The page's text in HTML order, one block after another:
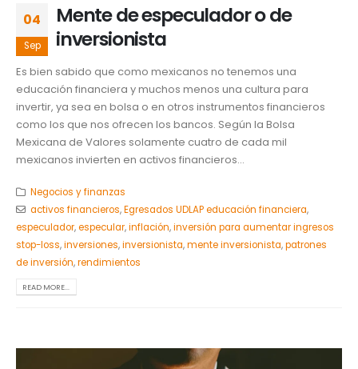
04
Sep
Mente de especulador o de
inversionista
Es bien sabido que como mexicanos no tenemos una
educación financiera y muchos menos una cultura para
invertir, ya sea en bolsa o en otros instrumentos financieros
como los que nos ofrecen los bancos. Según la Bolsa
Mexicana de Valores solamente cuatro de cada mil
mexicanos invierten en activos financieros...
Negocios y finanzas
activos financieros,Egresados UDLAP educación financiera,
especulador,especular,inflación,inversión para aumentar ingresos
stop-loss,inversiones,inversionista,mente inversionista,patrones
de inversión,rendimientos
READ MORE...